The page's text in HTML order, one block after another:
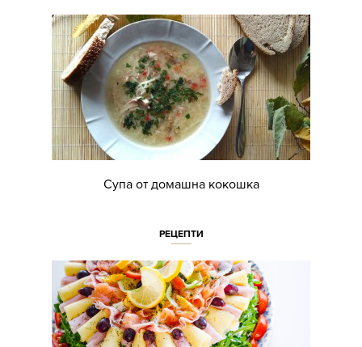
Супа от домашна кокошка
РЕЦЕПТИ